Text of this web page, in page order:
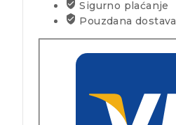
Sigurno plaćanje
Pouzdana dostava